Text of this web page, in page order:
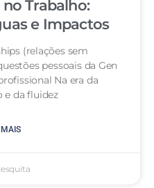
Trabalho:
e Impactos
(relações sem
pessoais da Gen
Na era da
e da fluidez
MAIS